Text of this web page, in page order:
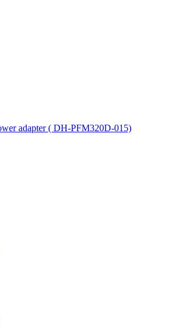
adapter ( DH-PFM320D-015)